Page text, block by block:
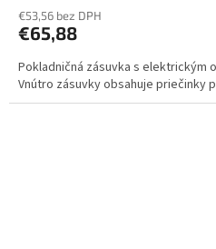
€53,56 bez DPH
€65,88
Pokladničná zásuvka s elektrickým
Vnútro zásuvky obsahuje priečinky